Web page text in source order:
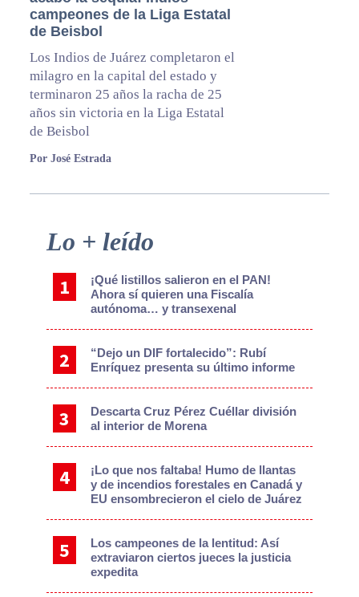
campeones de la Liga Estatal
de Beisbol
Los Indios de Juárez completaron el
milagro en la capital del estado y
terminaron 25 años la racha de 25
años sin victoria en la Liga Estatal
de Beisbol
Por José Estrada
Primary
Sidebar
Lo + leído
¡Qué listillos salieron en el PAN!
Ahora sí quieren una Fiscalía
autónoma… y transexenal
“Dejo un DIF fortalecido”: Rubí
Enríquez presenta su último informe
Descarta Cruz Pérez Cuéllar división
al interior de Morena
¡Lo que nos faltaba! Humo de llantas
y de incendios forestales en Canadá y
EU ensombrecieron el cielo de Juárez
Los campeones de la lentitud: Así
extraviaron ciertos jueces la justicia
expedita